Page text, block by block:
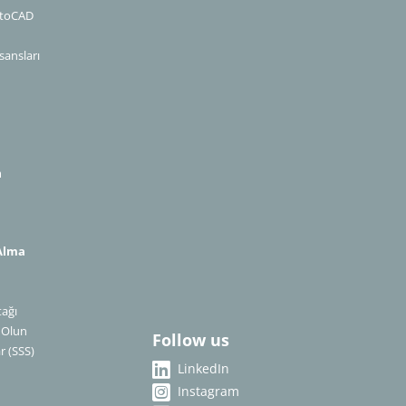
Olun​​​​​​​
(SSS)
Follow us
LinkedIn
Instagram